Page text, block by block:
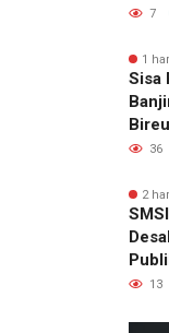
7
1
Sisa
36
2
13